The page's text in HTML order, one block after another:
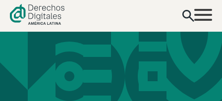
contenido